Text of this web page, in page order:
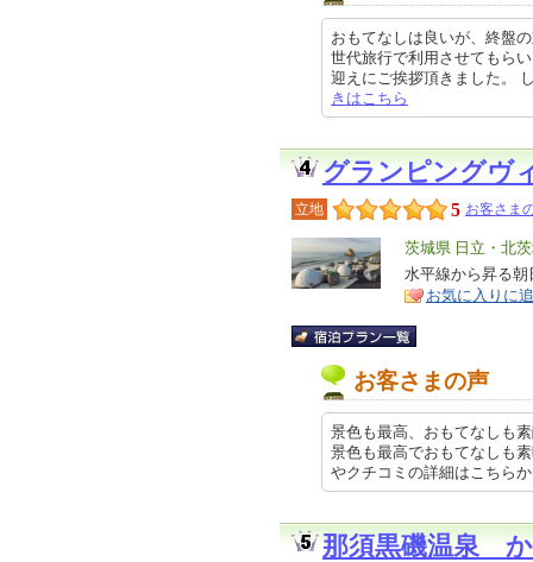
おもてなしは良いが、終盤
世代旅行で利用させてもら
迎えにご挨拶頂きました。
きはこちら
グランピングヴ
立地 5 お客さま
エ
リ
ア
茨城県 日立・北
特
徴
水平線から昇る
お気に入りに
お客さまの声
景色も最高、おもてなしも
景色も最高でおもてなしも
やクチコミの詳細はこち
那須黒磯温泉